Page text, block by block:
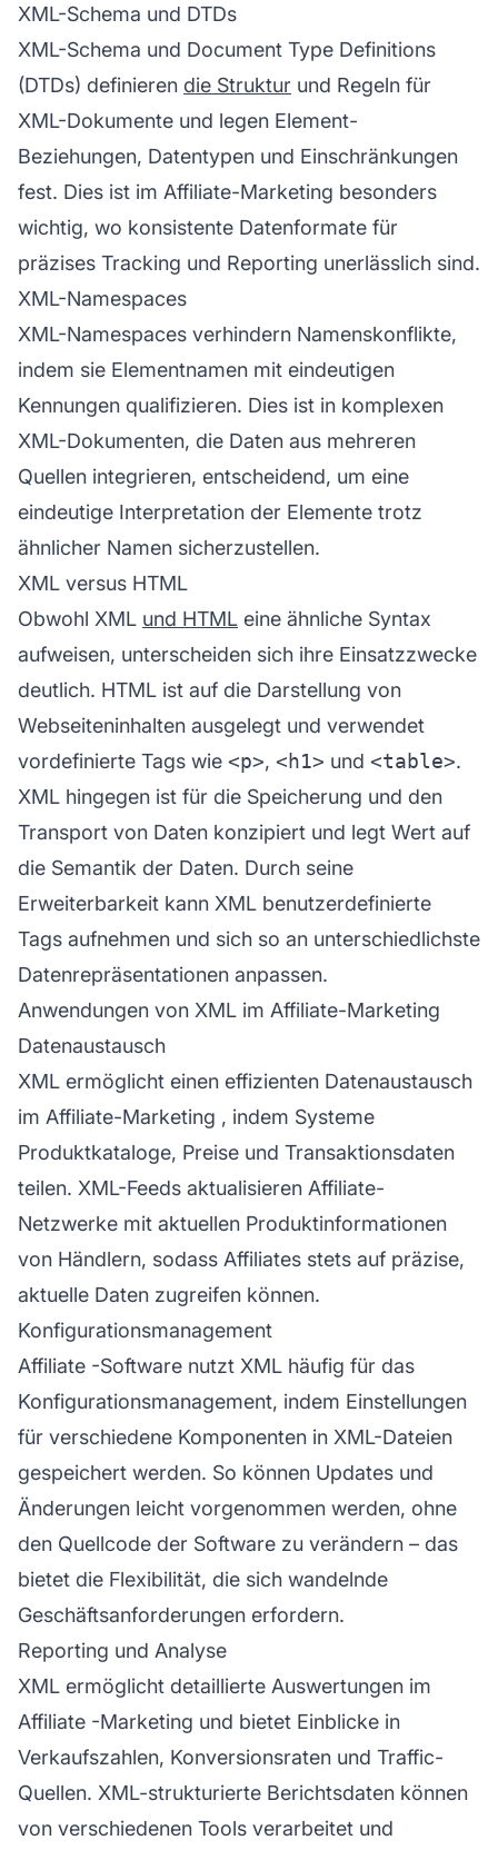
XML-Schema und DTDs
XML-Schema und Document Type Definitions
(DTDs) definieren die Struktur und Regeln für
XML-Dokumente und legen Element-
Beziehungen, Datentypen und Einschränkungen
fest. Dies ist im Affiliate-Marketing besonders
wichtig, wo konsistente Datenformate für
präzises Tracking und Reporting unerlässlich sind.
XML-Namespaces
XML-Namespaces verhindern Namenskonflikte,
indem sie Elementnamen mit eindeutigen
Kennungen qualifizieren. Dies ist in komplexen
XML-Dokumenten, die Daten aus mehreren
Quellen integrieren, entscheidend, um eine
eindeutige Interpretation der Elemente trotz
ähnlicher Namen sicherzustellen.
XML versus HTML
Obwohl XML und HTML eine ähnliche Syntax
aufweisen, unterscheiden sich ihre Einsatzzwecke
deutlich. HTML ist auf die Darstellung von
Webseiteninhalten ausgelegt und verwendet
vordefinierte Tags wie <p>, <h1> und <table>.
XML hingegen ist für die Speicherung und den
Transport von Daten konzipiert und legt Wert auf
die Semantik der Daten. Durch seine
Erweiterbarkeit kann XML benutzerdefinierte
Tags aufnehmen und sich so an unterschiedlichste
Datenrepräsentationen anpassen.
Anwendungen von XML im Affiliate-Marketing
Datenaustausch
XML ermöglicht einen effizienten Datenaustausch
im Affiliate-Marketing , indem Systeme
Produktkataloge, Preise und Transaktionsdaten
teilen. XML-Feeds aktualisieren Affiliate-
Netzwerke mit aktuellen Produktinformationen
von Händlern, sodass Affiliates stets auf präzise,
aktuelle Daten zugreifen können.
Konfigurationsmanagement
Affiliate -Software nutzt XML häufig für das
Konfigurationsmanagement, indem Einstellungen
für verschiedene Komponenten in XML-Dateien
gespeichert werden. So können Updates und
Änderungen leicht vorgenommen werden, ohne
den Quellcode der Software zu verändern – das
bietet die Flexibilität, die sich wandelnde
Geschäftsanforderungen erfordern.
Reporting und Analyse
XML ermöglicht detaillierte Auswertungen im
Affiliate -Marketing und bietet Einblicke in
Verkaufszahlen, Konversionsraten und Traffic-
Quellen. XML-strukturierte Berichtsdaten können
von verschiedenen Tools verarbeitet und